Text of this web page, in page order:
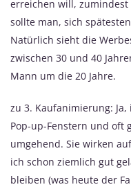
erreichen will,
sollte man, sich
Natürlich sieht die
zwischen 30 und 40
Mann um die 20 Jahre.
zu 3. Kaufanimierung:
Pop-up-Fenstern und oft
umgehend. Sie wirken
ich schon ziemlich gut
bleiben (was heute der